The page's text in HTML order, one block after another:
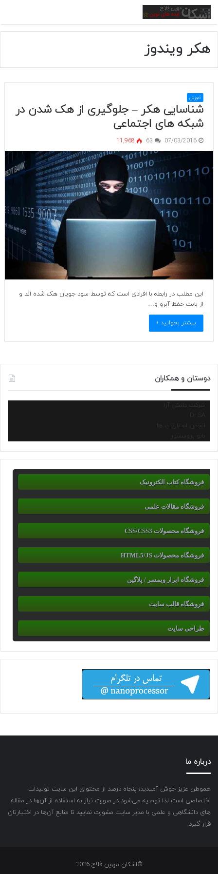
منو
هکر ویندوز
آموزش
شناسایی هکر – جلوگیری از هک شدن در
شبکه های اجتماعی
07/03/2016
63
11,968
این مطلب در رابطه با افرادی است که توسط سود جویان هک شده اند و
از بابت حفظ آبرو و…
بیشتر بخوانید »
دوستان و همکاران
شرکت دانش آرا
انجمن استارتاپ ها
نانو پروسسور
فروشگاه کتاب الکترونیک
فروشگاه مقالات علمی
فروشگاه محصولات CSS/CSS3
فروشگاه محصولات HTML5/JS
فروشگاه ابزار وبمسر / پلاگین
فروشگاه قالب سایت
طراحی سایت
درباره ما
هموطن عزیز خوش آمیدید؛ پنجاه درصد از محتوای این سایت تولیدات
اختصاصی است لذا توصیه می‌شود در صورت نیاز به استفاده از آن‌ها در مقاله
های دانشگاهی و علمی با مدیر سایت مشورت نمایید تا منابع آن‌ها در اختیارتان
قرار گیرد.
©اشکان مهین فلاح 2026